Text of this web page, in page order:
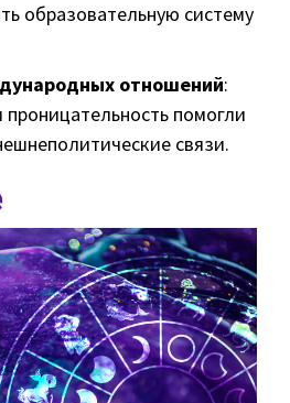
образовательную систему
отношений:
помогли
связи.